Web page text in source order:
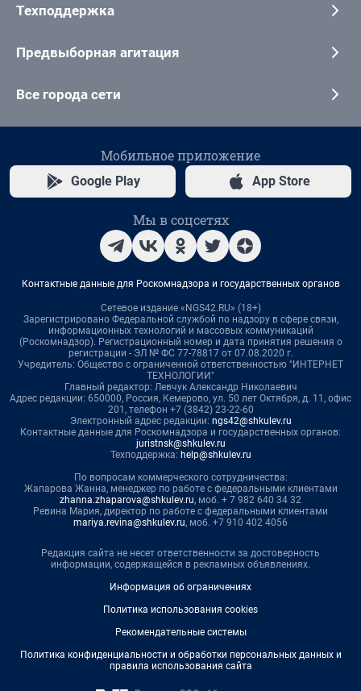
Техподдержка
Предвыборная агитация
Все города сети
Мобильное приложение
Google Play App Store
Мы в соцсетях
Контактные данные для Роскомнадзора и государственных органов
Сетевое издание «NGS42.RU» (18+)
Зарегистрировано Федеральной службой по надзору в сфере связи,
информационных технологий и массовых коммуникаций
(Роскомнадзор). Регистрационный номер и дата принятия решения о
регистрации - ЭЛ № ФС 77-78817 от 07.08.2020 г.
Учредитель: Общество с ограниченной ответственностью "ИНТЕРНЕТ
ТЕХНОЛОГИИ"
Главный редактор: Левчук Александр Николаевич
Адрес редакции: 650000, Россия, Кемерово, ул. 50 лет Октября, д. 11, офис
201, телефон +7 (3842) 23-22-60
Электронный адрес редакции: ngs42@shkulev.ru
Контактные данные для Роскомнадзора и государственных органов:
juristnsk@shkulev.ru
Техподдержка: help@shkulev.ru
По вопросам коммерческого сотрудничества:
Жапарова Жанна, менеджер по работе с федеральными клиентами
zhanna.zhaparova@shkulev.ru, моб. + 7 982 640 34 32
Ревина Мария, директор по работе с федеральными клиентами
mariya.revina@shkulev.ru, моб. +7 910 402 4056
Редакция сайта не несет ответственности за достоверность
информации, содержащейся в рекламных объявлениях.
Информация об ограничениях
Политика использования cookies
Рекомендательные системы
Политика конфиденциальности и обработки персональных данных и
правила использования сайта